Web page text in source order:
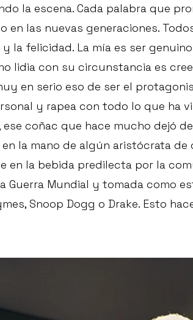
la escena. Cada palabra que
en las nuevas generaciones.
la felicidad. La mía es ser
lidia con su circunstancia es
en serio eso de ser el
y rapea con todo lo que ha
ese coñac que hace mucho dejó
la mano de algún aristócrata
en la bebida predilecta por la
Guerra Mundial y tomada como
Snoop Dogg o Drake. Esto